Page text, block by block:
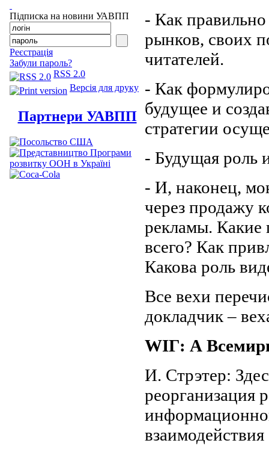
Підписка на новини УАВПП
Реєстрація
Забули пароль?
RSS 2.0
Версія для друку
Партнери УАВПП
- Как
рынков, своих
читателей.
- Как
будущее и
стратегии
- Будущая роль
- И, наконец,
через продажу
рекламы. Какие
всего? Как
Какова роль
Все вехи
докладчик –
WIГ: А
И. Стрэтер:
реорганизация